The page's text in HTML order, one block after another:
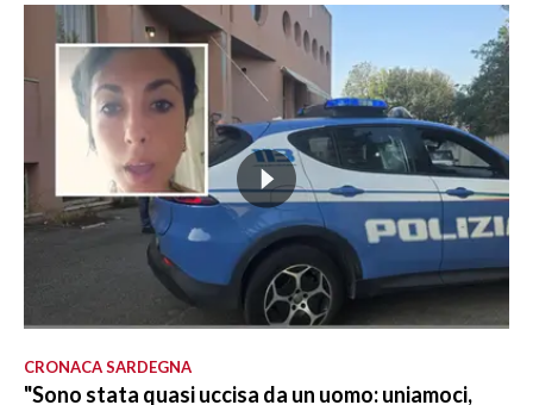
CRONACA SARDEGNA
"Sono stata quasi uccisa da un uomo: uniamoci,